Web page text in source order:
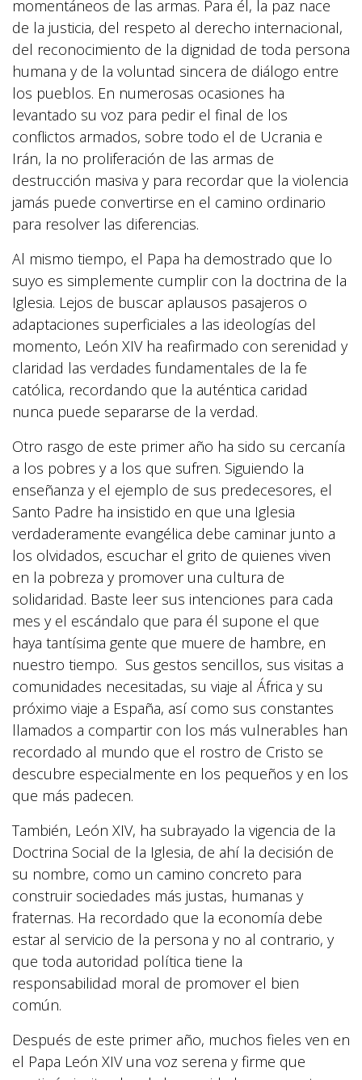
momentáneos de las armas. Para él, la paz nace
de la justicia, del respeto al derecho internacional,
del reconocimiento de la dignidad de toda persona
humana y de la voluntad sincera de diálogo entre
los pueblos. En numerosas ocasiones ha
levantado su voz para pedir el final de los
conflictos armados, sobre todo el de Ucrania e
Irán, la no proliferación de las armas de
destrucción masiva y para recordar que la violencia
jamás puede convertirse en el camino ordinario
para resolver las diferencias.
Al mismo tiempo, el Papa ha demostrado que lo
suyo es simplemente cumplir con la doctrina de la
Iglesia. Lejos de buscar aplausos pasajeros o
adaptaciones superficiales a las ideologías del
momento, León XIV ha reafirmado con serenidad y
claridad las verdades fundamentales de la fe
católica, recordando que la auténtica caridad
nunca puede separarse de la verdad.
Otro rasgo de este primer año ha sido su cercanía
a los pobres y a los que sufren. Siguiendo la
enseñanza y el ejemplo de sus predecesores, el
Santo Padre ha insistido en que una Iglesia
verdaderamente evangélica debe caminar junto a
los olvidados, escuchar el grito de quienes viven
en la pobreza y promover una cultura de
solidaridad. Baste leer sus intenciones para cada
mes y el escándalo que para él supone el que
haya tantísima gente que muere de hambre, en
nuestro tiempo. Sus gestos sencillos, sus visitas a
comunidades necesitadas, su viaje al África y su
próximo viaje a España, así como sus constantes
llamados a compartir con los más vulnerables han
recordado al mundo que el rostro de Cristo se
descubre especialmente en los pequeños y en los
que más padecen.
También, León XIV, ha subrayado la vigencia de la
Doctrina Social de la Iglesia, de ahí la decisión de
su nombre, como un camino concreto para
construir sociedades más justas, humanas y
fraternas. Ha recordado que la economía debe
estar al servicio de la persona y no al contrario, y
que toda autoridad política tiene la
responsabilidad moral de promover el bien
común.
Después de este primer año, muchos fieles ven en
el Papa León XIV una voz serena y firme que